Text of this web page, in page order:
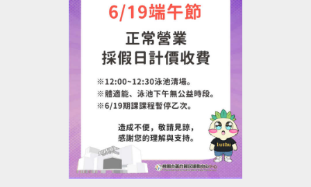
-官網 :
https://www.lzsports.com.tw/zh_TW/news/pageID/1/
-FB : 桃園市蘆竹國民運動中心
-IG : @luzhusports